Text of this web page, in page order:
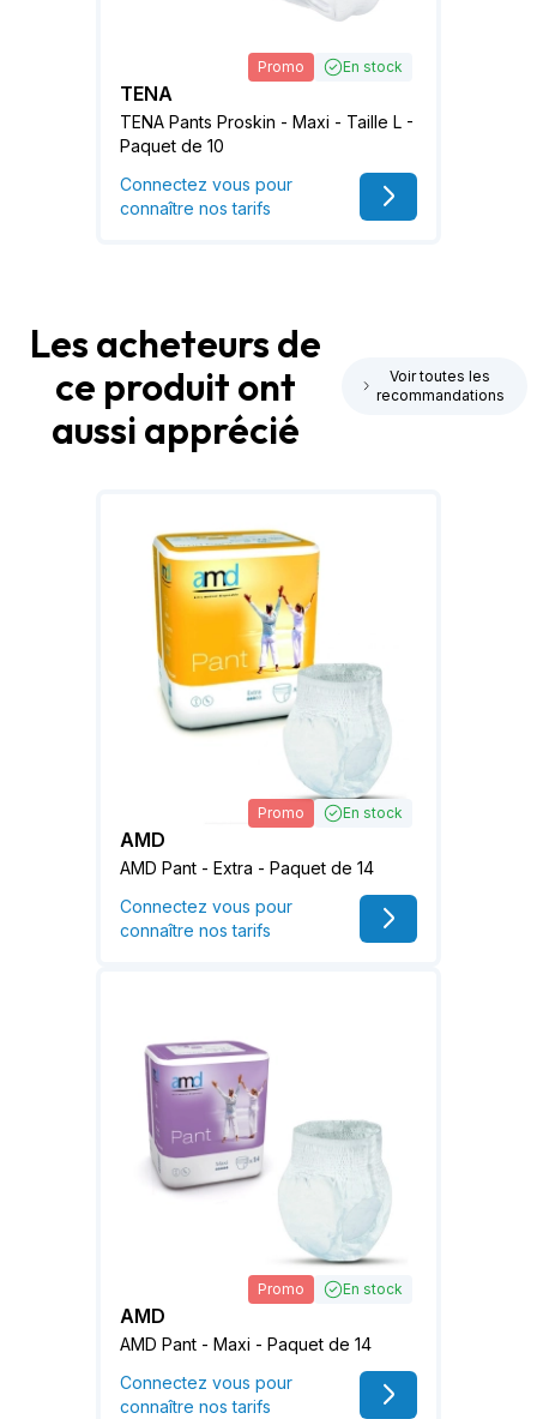
Promo En stock
TENA
TENA Pants Proskin - Maxi - Taille L -
Paquet de 10
Connectez vous pour
connaître nos tarifs
Les acheteurs de
ce produit ont
aussi apprécié
Voir toutes les
recommandations
Promo En stock
AMD
AMD Pant - Extra - Paquet de 14
Connectez vous pour
connaître nos tarifs
Promo En stock
AMD
AMD Pant - Maxi - Paquet de 14
Connectez vous pour
connaître nos tarifs